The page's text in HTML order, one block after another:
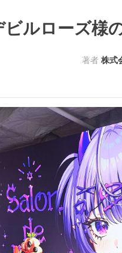
ビルローズ
著者 株式